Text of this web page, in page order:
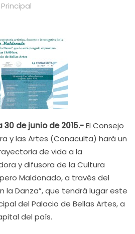
Principal
30 de junio de 2015.-El Consejo
y las Artes (Conaculta) hará un
de vida a la
y difusora de la Cultura
Maldonado, a través del
la Danza”, que tendrá lugar este
del Palacio de Bellas Artes, a
del país.